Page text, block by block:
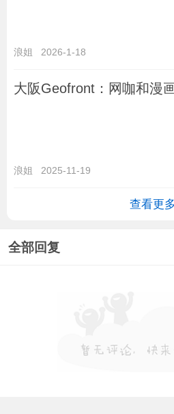
浪姐 2026-1-18
大阪Geofront：网咖和漫
浪姐 2025-11-19
查看更
全部回复